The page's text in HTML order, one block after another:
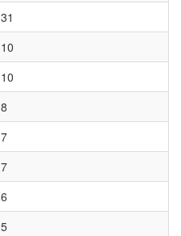
31
10
10
8
7
7
6
5